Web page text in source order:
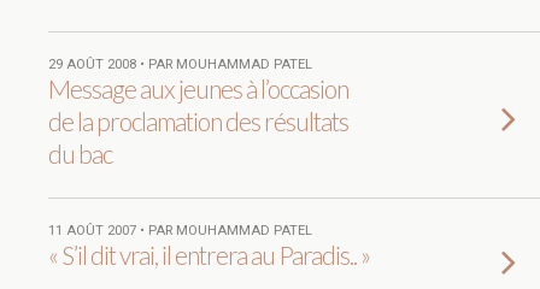
29 AOÛT 2008 • PAR MOUHAMMAD PATEL
Message aux jeunes à l’occasion
de la proclamation des résultats
du bac
11 AOÛT 2007 • PAR MOUHAMMAD PATEL
« S’il dit vrai, il entrera au Paradis.. »